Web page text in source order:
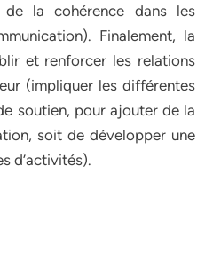
la cohérence dans les
Finalement, la
et renforcer les relations
(impliquer les différentes
soutien, pour ajouter de la
soit de développer une
d’activités).